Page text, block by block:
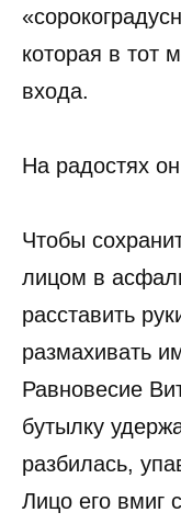
которая в тот
входа.
На радостях
Чтобы
лицом в
расставить
размахивать
Равновесие
бутылку
разбилась,
Лицо его вмиг